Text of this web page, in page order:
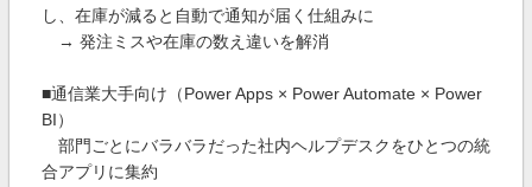
し、在庫が減ると自動で通知が届く仕組みに
→ 発注ミスや在庫の数え違いを解消
■通信業大手向け（Power Apps × Power Automate × Power
BI）
部門ごとにバラバラだった社内ヘルプデスクをひとつの統
合アプリに集約